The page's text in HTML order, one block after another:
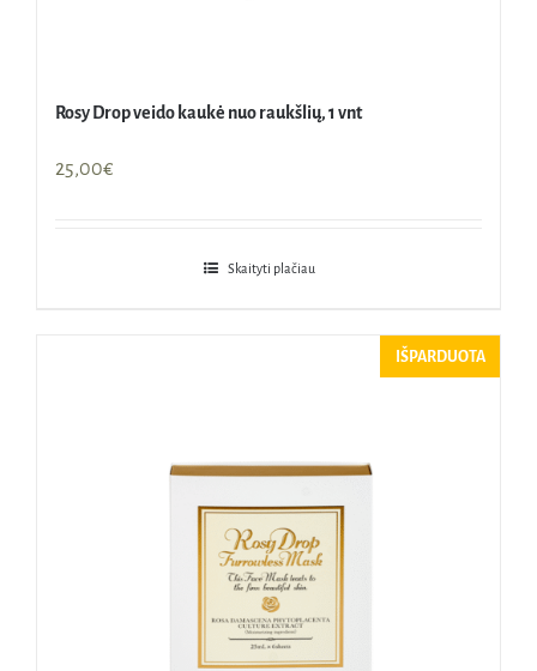
Rosy Drop veido kaukė nuo raukšlių, 1 vnt
25,00€
Skaityti plačiau
IŠPARDUOTA